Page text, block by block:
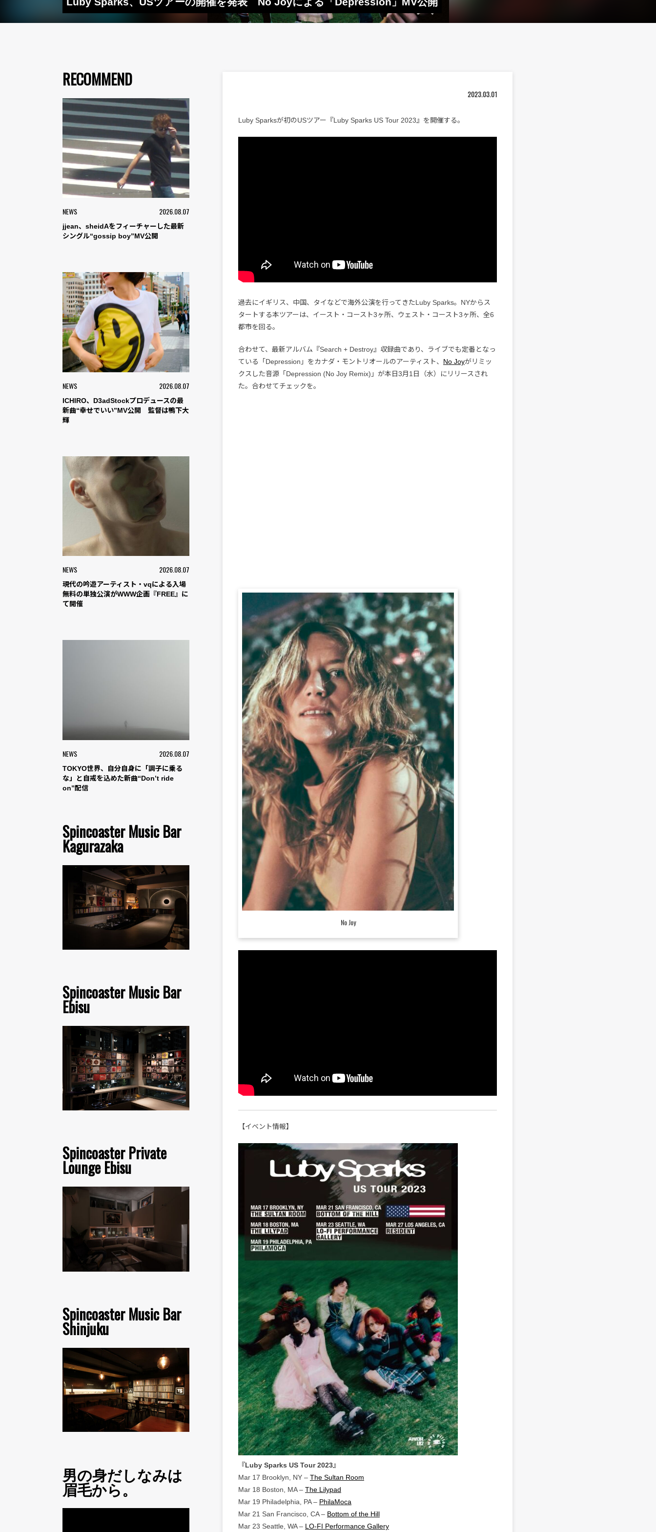
RECOMMEND
NEWS 2026.08.07
jjean、sheidAをフィーチャーした最新
シングル“gossip boy”MV公開
NEWS 2026.08.07
ICHIRO、D3adStockプロデュースの最
新曲“幸せでいい”MV公開 監督は鴨下大
輝
NEWS 2026.08.07
現代の吟遊アーティスト・vqによる入場
無料の単独公演がWWW企画『FREE』に
て開催
NEWS 2026.08.07
TOKYO世界、自分自身に「調子に乗る
な」と自戒を込めた新曲“Don’t ride
on”配信
Spincoaster Music Bar
Kagurazaka
Spincoaster Music Bar
Ebisu
Spincoaster Private
Lounge Ebisu
Spincoaster Music Bar
Shinjuku
男の身だしなみは
眉毛から。
2023.03.01
Luby Sparksが初のUSツアー『Luby Sparks US Tour 2023』を開催する。
過去にイギリス、中国、タイなどで海外公演を行ってきたLuby Sparks。NYからス
タートする本ツアーは、イースト・コースト3ヶ所、ウェスト・コースト3ヶ所、全6
都市を回る。
合わせて、最新アルバム『Search + Destroy』収録曲であり、ライブでも定番となっ
ている「Depression」をカナダ・モントリオールのアーティスト、 No Joyがリミッ
クスした音源「Depression (No Joy Remix)」が本日3月1日（水）にリリースされ
た。合わせてチェックを。
No Joy
【イベント情報】
『Luby Sparks US Tour 2023』
Mar 17 Brooklyn, NY – The Sultan Room
Mar 18 Boston, MA – The Lilypad
Mar 19 Philadelphia, PA – PhilaMoca
Mar 21 San Francisco, CA – Bottom of the Hill
Mar 23 Seattle, WA – LO-FI Performance Gallery